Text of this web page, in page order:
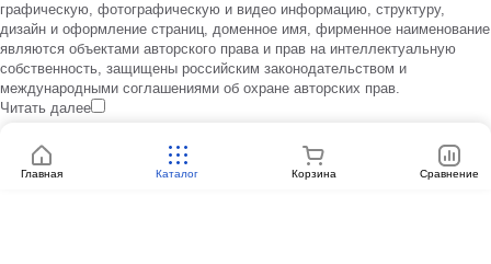
графическую, фотографическую и видео информацию, структуру,
дизайн и оформление страниц, доменное имя, фирменное наименование
являются объектами авторского права и прав на интеллектуальную
собственность, защищены российским законодательством и
международными соглашениями об охране авторских прав.
Читать далее
Главная Каталог Корзина Сравнение